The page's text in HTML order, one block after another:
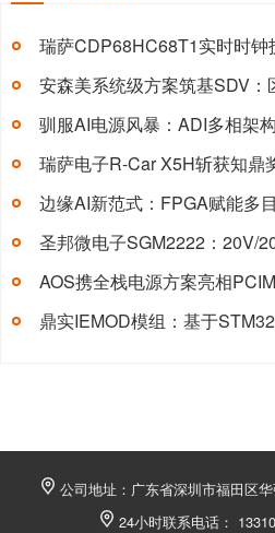
公司地址：广东省深圳市福田区
24小时联系电话：